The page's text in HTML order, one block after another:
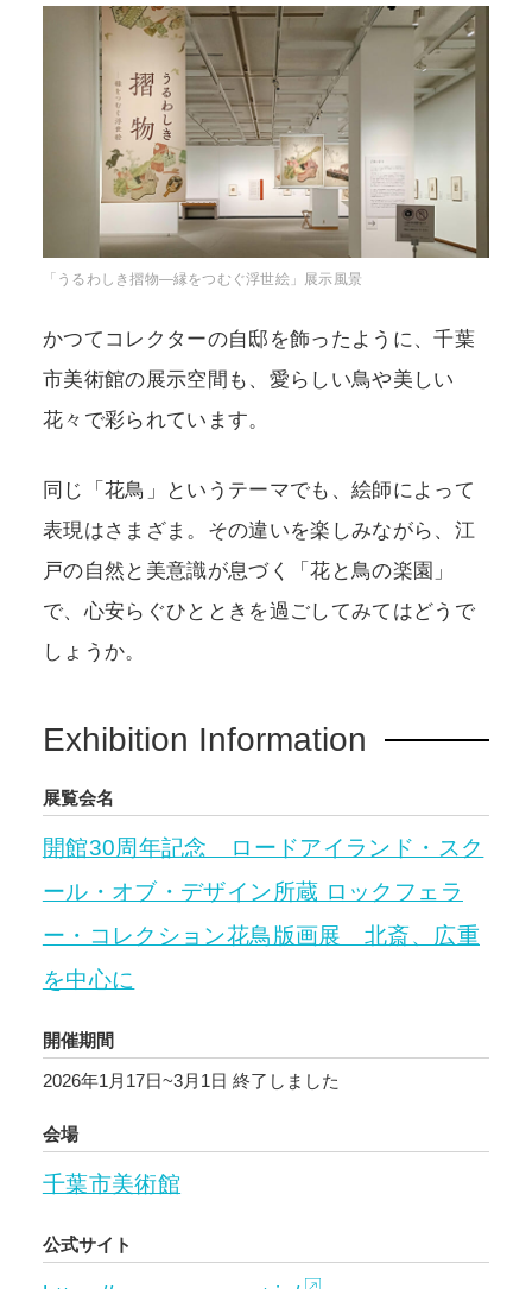
「うるわしき摺物―縁をつむぐ浮世絵」展示風景
かつてコレクターの自邸を飾ったように、千葉
市美術館の展示空間も、愛らしい鳥や美しい
花々で彩られています。
同じ「花鳥」というテーマでも、絵師によって
表現はさまざま。その違いを楽しみながら、江
戸の自然と美意識が息づく「花と鳥の楽園」
で、心安らぐひとときを過ごしてみてはどうで
しょうか。
Exhibition Information
展覧会名
開館30周年記念 ロードアイランド・スク
ール・オブ・デザイン所蔵 ロックフェラ
ー・コレクション花鳥版画展 北斎、広重
を中心に
開催期間
2026年1月17日~3月1日 終了しました
会場
千葉市美術館
公式サイト